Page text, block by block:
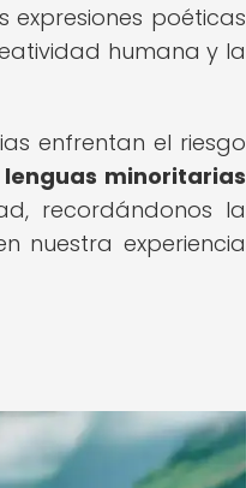
expresiones poéticas
humana y la
enfrentan el riesgo
minoritarias
recordándonos la
nuestra experiencia